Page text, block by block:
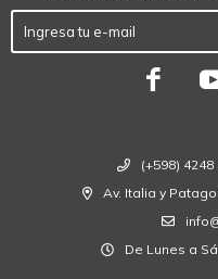
(+598)
Av. Italia y
De Lunes a
